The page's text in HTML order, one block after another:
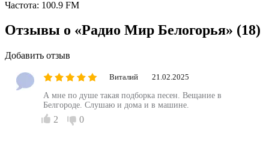
Частота: 100.9 FM
Отзывы о «Радио Мир Белогорья» (18)
Добавить отзыв
Виталий 21.02.2025
А мне по душе такая подборка песен. Вещание в
Белгороде. Слушаю и дома и в машине.
2 0